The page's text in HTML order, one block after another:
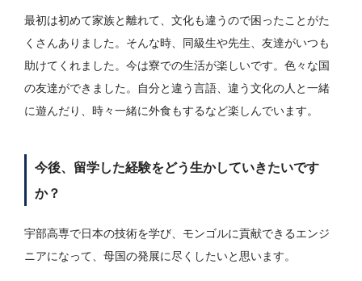
最初は初めて家族と離れて、文化も違うので困ったことがた
くさんありました。そんな時、同級生や先生、友達がいつも
助けてくれました。今は寮での生活が楽しいです。色々な国
の友達ができました。自分と違う言語、違う文化の人と一緒
に遊んだり、時々一緒に外食もするなど楽しんでいます。
今後、留学した経験をどう生かしていきたいです
か？
宇部高専で日本の技術を学び、モンゴルに貢献できるエンジ
ニアになって、母国の発展に尽くしたいと思います。